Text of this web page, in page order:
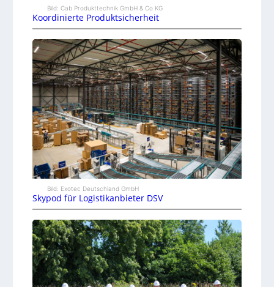
Bild: Cab Produkttechnik GmbH & Co KG
Koordinierte Produktsicherheit
Bild: Exotec Deutschland GmbH
Skypod für Logistikanbieter DSV